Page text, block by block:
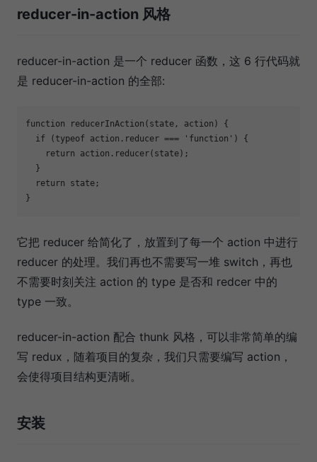
reducer-in-action 风格
reducer-in-action 是一个 reducer 函数，这 6 行代码就
是 reducer-in-action 的全部:
function reducerInAction ( state, action ) {
if ( typeof action.reducer === 'function' ) {
return action.reducer(state);
  }
return state;
它把 reducer 给简化了，放置到了每一个 action 中进行
reducer 的处理。我们再也不需要写一堆 switch，再也
不需要时刻关注 action 的 type 是否和 redcer 中的
type 一致。
reducer-in-action 配合 thunk 风格，可以非常简单的编
写 redux，随着项目的复杂，我们只需要编写 action，
会使得项目结构更清晰。
安装